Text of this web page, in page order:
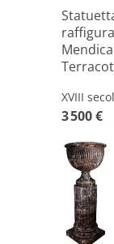
XVII[...]
XVIII
3 500 €